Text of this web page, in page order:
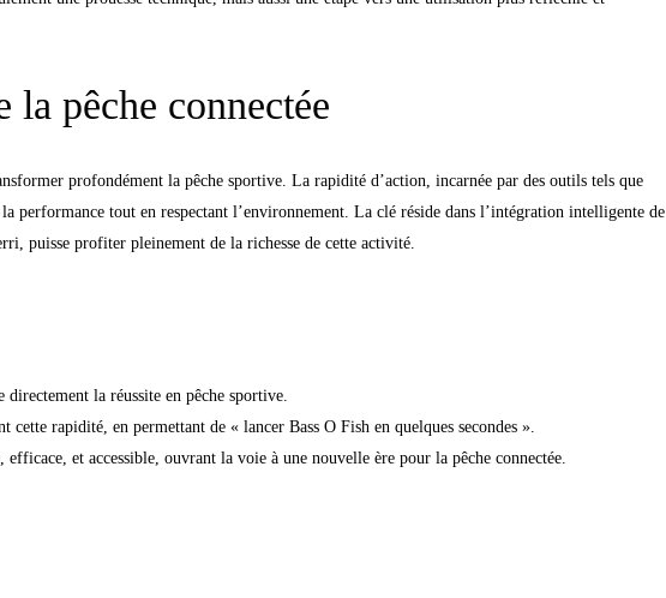
la pêche connectée
profondément la pêche sportive. La rapidité d’action, incarnée par des outils tels que
performance tout en respectant l’environnement. La clé réside dans l’intégration intelligente de
puisse profiter pleinement de la richesse de cette activité.
la réussite en pêche sportive.
rapidité, en permettant de « lancer Bass O Fish en quelques secondes ».
et accessible, ouvrant la voie à une nouvelle ère pour la pêche connectée.